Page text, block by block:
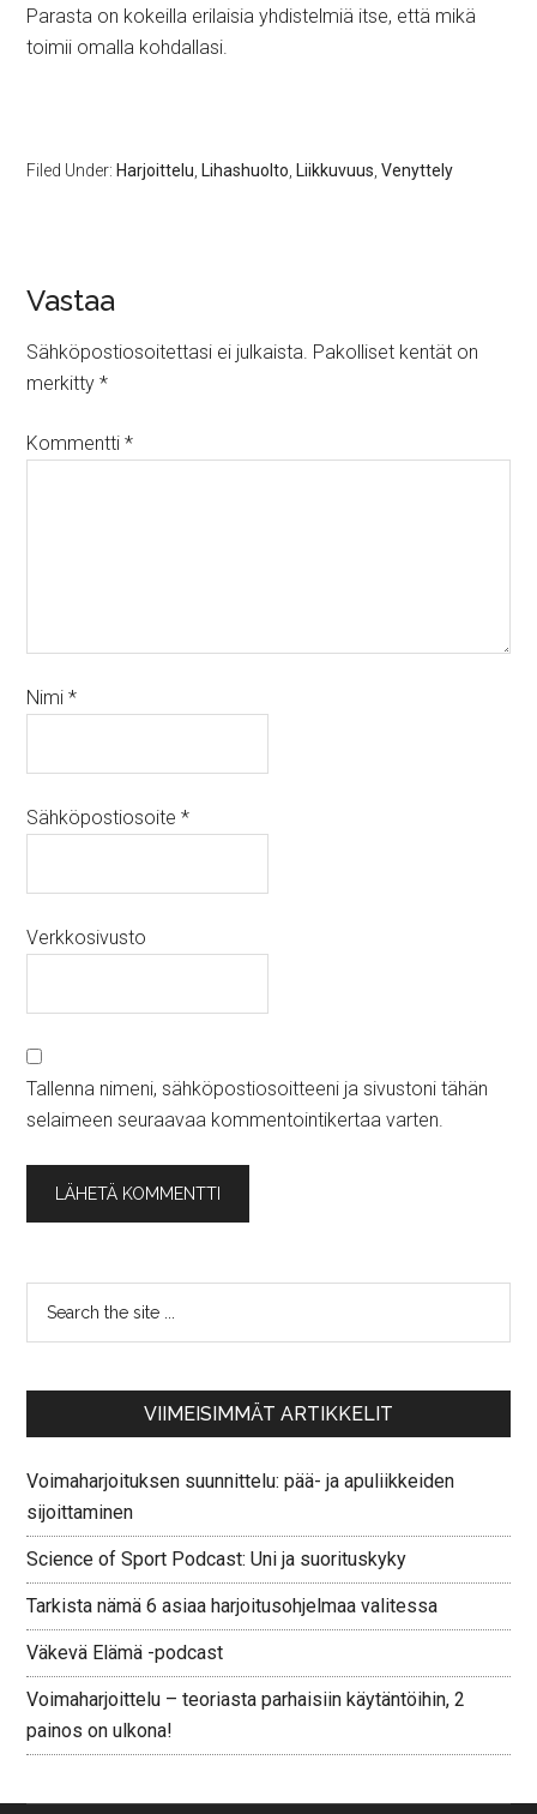
Parasta on kokeilla erilaisia yhdistelmiä itse, että mikä
toimii omalla kohdallasi.
Filed Under: Harjoittelu Lihashuolto Liikkuvuus ,Venyttely
Vastaa
Sähköpostiosoitettasi ei julkaista. Pakolliset kentät on
merkitty*
Kommentti*
Nimi*
Sähköpostiosoite*
Verkkosivusto
Tallenna nimeni, sähköpostiosoitteeni ja sivustoni tähän
selaimeen seuraavaa kommentointikertaa varten.
VIIMEISIMMÄT ARTIKKELIT
Voimaharjoituksen suunnittelu: pää- ja apuliikkeiden
sijoittaminen
Science of Sport Podcast: Uni ja suorituskyky
Tarkista nämä 6 asiaa harjoitusohjelmaa valitessa
Väkevä Elämä -podcast
Voimaharjoittelu – teoriasta parhaisiin käytäntöihin, 2
painos on ulkona!